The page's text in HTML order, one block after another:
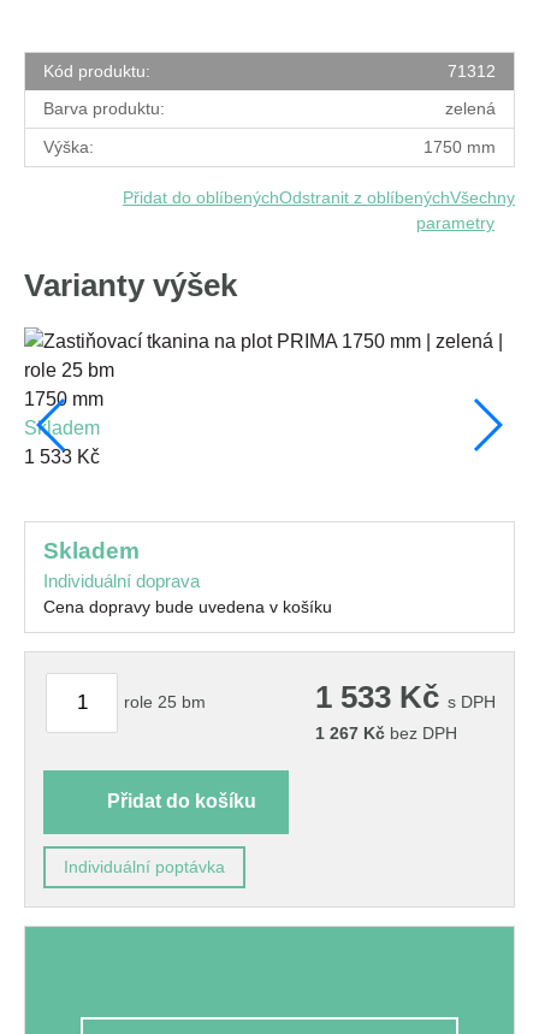
Kód produktu:
71312
Barva produktu:
zelená
Výška:
1750 mm
Přidat do oblíbenýchOdstranit z oblíbenýchVšechny
parametry
Varianty výšek
1750 mm
skladem
1 533 Kč
skladem
Individuální doprava
Cena dopravy bude uvedena v košíku
role 25 bm 1 533 Kč s DPH
1 267 Kč bez DPH
Přidat do košíku
Individuální poptávka